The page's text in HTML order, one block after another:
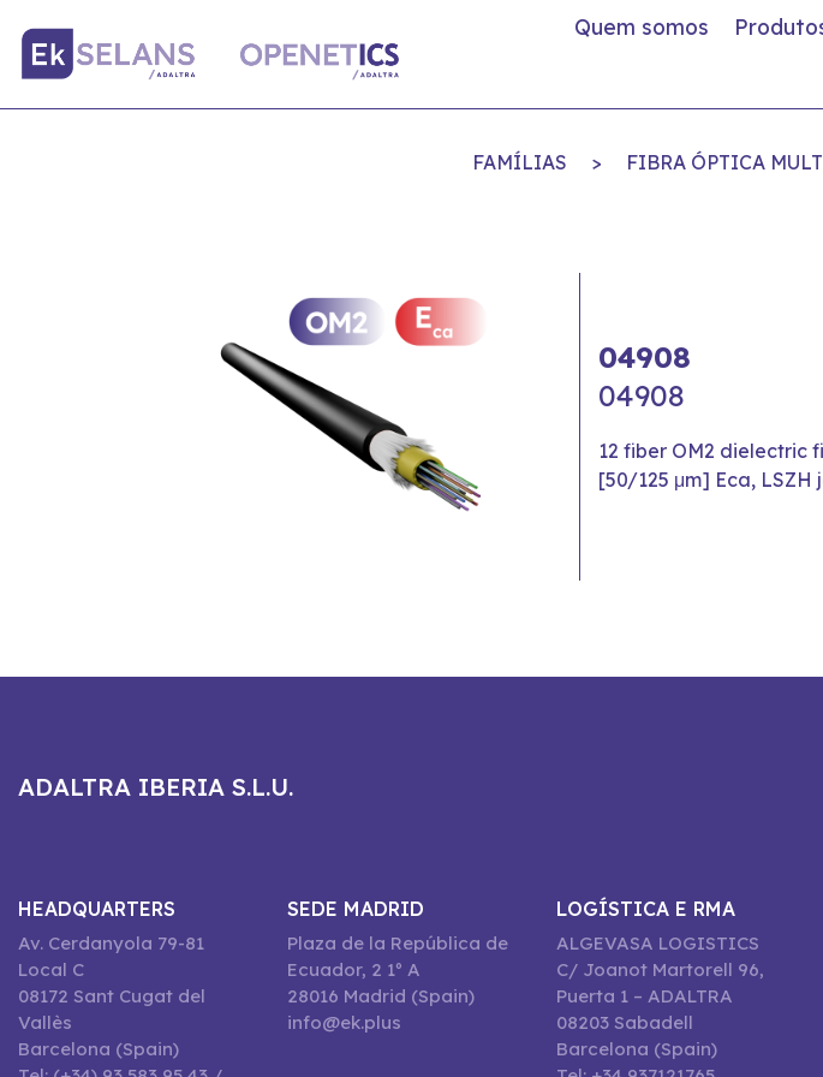
Quem somos
FAMÍLIAS > FIBRA ÓPTICA
04908
04908
12 fiber OM2 dielectric
[50/125 μm] Eca, LSZH
ADALTRA IBERIA S.L.U.
HEADQUARTERS
Av. Cerdanyola 79-81
Local C
08172 Sant Cugat del
Vallès
Barcelona (Spain)
SEDE MADRID
Plaza de la República de
Ecuador, 2 1º A
28016 Madrid (Spain)
info@ek.plus
LOGÍSTICA E RMA
ALGEVASA LOGISTICS
C/ Joanot Martorell 96,
Puerta 1 – ADALTRA
08203 Sabadell
Barcelona (Spain)